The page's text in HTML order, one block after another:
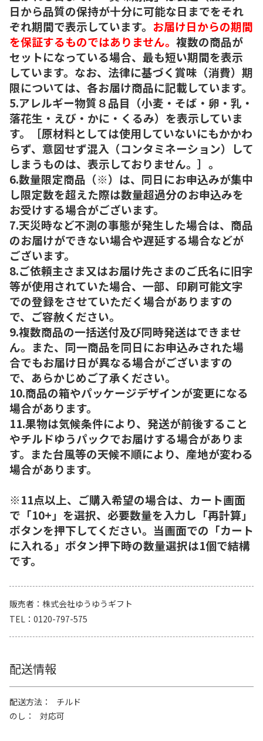
日から品質の保持が十分に可能な日までをそれ
ぞれ期間で表示しています。 お届け日からの期間
を保証するものではありません。 複数の商品が
セットになっている場合、最も短い期間を表示
しています。なお、法律に基づく賞味（消費）期
限については、各お届け商品に記載しています。
5.アレルギー物質８品目（小麦・そば・卵・乳・
落花生・えび・かに・くるみ）を表示していま
す。［原材料としては使用していないにもかかわ
らず、意図せず混入（コンタミネーション）して
しまうものは、表示しておりません。］。
6.数量限定商品（※）は、同日にお申込みが集中
し限定数を超えた際は数量超過分のお申込みを
お受けする場合がございます。
7.天災時など不測の事態が発生した場合は、商品
のお届けができない場合や遅延する場合などが
ございます。
8.ご依頼主さま又はお届け先さまのご氏名に旧字
等が使用されていた場合、一部、印刷可能文字
での登録をさせていただく場合がありますの
で、ご容赦ください。
9.複数商品の一括送付及び同時発送はできませ
ん。また、同一商品を同日にお申込みされた場
合でもお届け日が異なる場合がございますの
で、あらかじめご了承ください。
10.商品の箱やパッケージデザインが変更になる
場合があります。
11.果物は気候条件により、発送が前後すること
やチルドゆうパックでお届けする場合がありま
す。また台風等の天候不順により、産地が変わる
場合があります。
※11点以上、ご購入希望の場合は、カート画面
で「10+」を選択、必要数量を入力し「再計算」
ボタンを押下してください。当画面での「カート
に入れる」ボタン押下時の数量選択は1個で結構
です。
販売者
株式会社ゆうゆうギフト
TEL
0120-797-575
配送情報
配送方法
チルド
のし
対応可